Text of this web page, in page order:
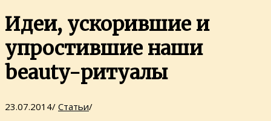
Идеи, ускорившие и
упростившие наши
beauty-ритуалы
23.07.2014/ Статьи/